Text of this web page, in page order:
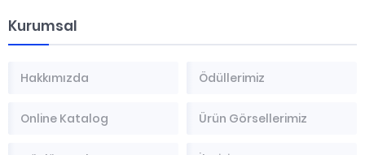
Kurumsal
Hakkımızda Ödüllerimiz
Online Katalog Ürün Görsellerimiz